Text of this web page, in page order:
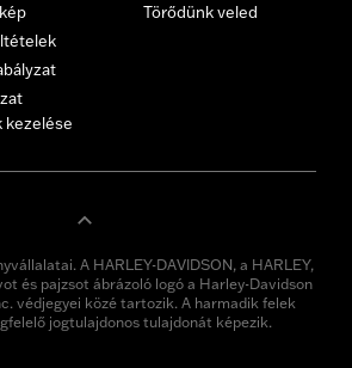
kezelése
Törődünk veled
A HARLEY-DAVIDSON, a HARLEY,
és pajzsot ábrázoló logó a Harley-Davidson
védjegyei közé tartozik. A harmadik felek
jogtulajdonos tulajdonát képezik.